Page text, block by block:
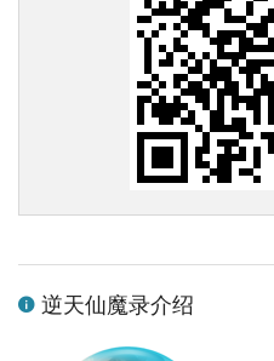
逆天仙魔录介绍